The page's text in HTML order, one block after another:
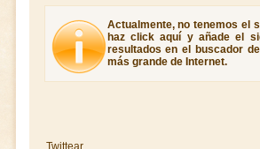
Actualmente, no tenemos el
haz click aquí y añade el
resultados en el buscador
más grande de Internet.
Twittear